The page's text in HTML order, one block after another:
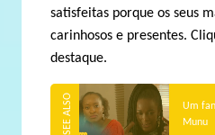
satisfeitas porque os seus
carinhosos e presentes.
destaque.
Um
Munu